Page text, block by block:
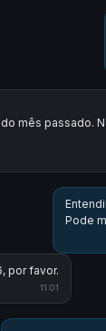
mês passado.
Pode
por favor.
11:01